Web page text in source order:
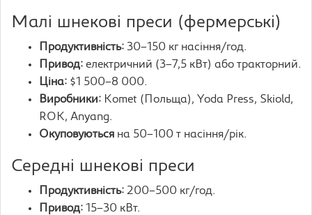
Малі шнекові преси (фермерські)
Продуктивність: 30–150 кг насіння/год.
Привод: електричний (3–7,5 кВт) або тракторний.
Ціна: $1 500–8 000.
Виробники: Komet (Польща), Yoda Press, Skiold,
ROK, Anyang.
Окуповуються на 50–100 т насіння/рік.
Середні шнекові преси
Продуктивність: 200–500 кг/год.
Привод: 15–30 кВт.